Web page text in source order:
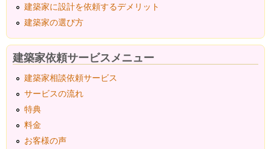
建築家に設計を依頼するデメリット
建築家の選び方
建築家依頼サービスメニュー
建築家相談依頼サービス
サービスの流れ
特典
料金
お客様の声